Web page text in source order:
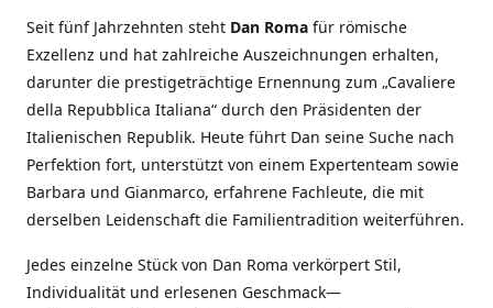
Seit fünf Jahrzehnten steht Dan Roma für römische
Exzellenz und hat zahlreiche Auszeichnungen erhalten,
darunter die prestigeträchtige Ernennung zum „Cavaliere
della Repubblica Italiana“ durch den Präsidenten der
Italienischen Republik. Heute führt Dan seine Suche nach
Perfektion fort, unterstützt von einem Expertenteam sowie
Barbara und Gianmarco, erfahrene Fachleute, die mit
derselben Leidenschaft die Familientradition weiterführen.
Jedes einzelne Stück von Dan Roma verkörpert Stil,
Individualität und erlesenen Geschmack—